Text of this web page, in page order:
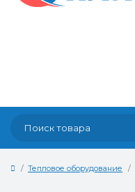
Тепловое оборудование